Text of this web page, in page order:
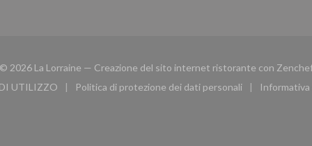
© 2026 La Lorraine — Creazione del sito internet ristorante con
UTILIZZO
((apre una nuova finestra))
Politica di protezione dei dati personali
((apre una nuova finestra))
Informativa